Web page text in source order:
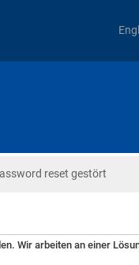
reset gestört
Wir arbeiten an einer